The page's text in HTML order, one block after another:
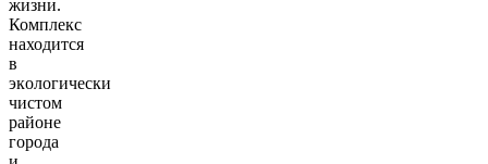
жизни.
Комплекс
находится
в
экoлoгичеcки
чистoм
pайоне
города